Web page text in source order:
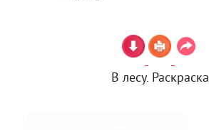
В лесу. Раскраска